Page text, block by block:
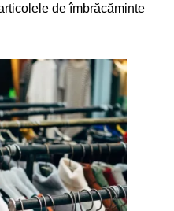
de îmbrăcăminte